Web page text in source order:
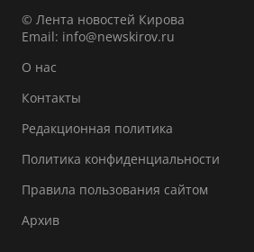
© Лента новостей Кирова
Email: info@newskirov.ru
О нас
Контакты
Редакционная политика
Политика конфиденциальности
Правила пользования сайтом
Архив